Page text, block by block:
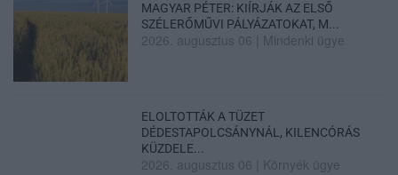
MAGYAR PÉTER: KIÍRJÁK AZ ELSŐ
SZÉLERŐMŰVI PÁLYÁZATOKAT, M...
2026. augusztus 06 Mindenki ügye
ELOLTOTTÁK A TÜZET
DÉDESTAPOLCSÁNYNÁL, KILENCÓRÁS
KÜZDELE...
2026. augusztus 06 Környék ügye